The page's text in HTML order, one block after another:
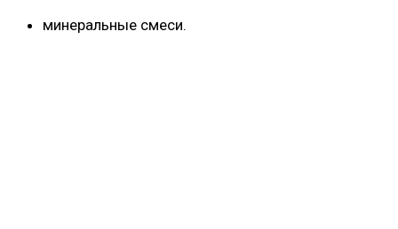
минеральные смеси.